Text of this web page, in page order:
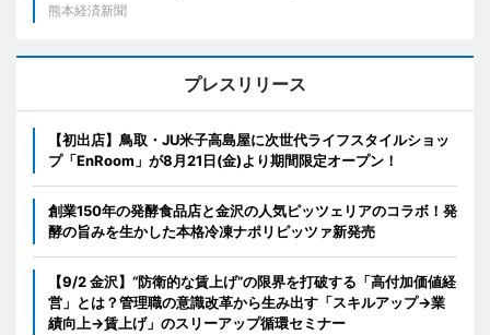
熊本経済新聞
プレスリリース
【初出店】鳥取・JU米子高島屋に次世代ライフスタイルショッ
プ「EnRoom」が8月21日(金)より期間限定オープン！
創業150年の発酵食品店と金沢の人気ピッツェリアのコラボ！発
酵の旨みを生かした本格冷凍ナポリピッツァ新発売
【9/2 金沢】“防衛的な賃上げ”の限界を打破する「高付加価値経
営」とは？管理職の意識改革から生み出す「スキルアップ→業
績向上→賃上げ」のスリーアップ循環セミナー